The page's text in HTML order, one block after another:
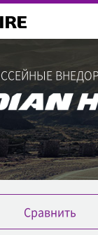
Cравнить